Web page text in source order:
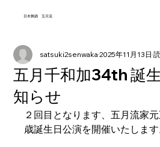
​日本舞踊 五月流
五月千和加34th 誕
知らせ
satsuki2senwaka2025年11月13日
２回目となります、五月流家
歳誕生日公演を開催いたします